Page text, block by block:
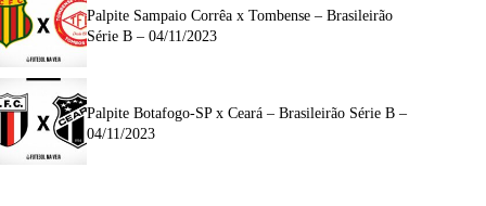
Palpite Sampaio Corrêa x Tombense – Brasileirão
Série B – 04/11/2023
Palpite Botafogo-SP x Ceará – Brasileirão Série B –
04/11/2023